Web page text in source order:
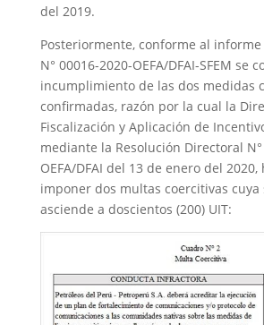
del 2019.
Posteriormente, conforme al
N° 00016-2020-OEFA/DFAI-SFEM se
incumplimiento de las dos medidas
confirmadas, razón por la cual la
Fiscalización y Aplicación de
mediante la Resolución Directoral
OEFA/DFAI del 13 de enero del
imponer dos multas coercitivas
asciende a doscientos (200) UIT: